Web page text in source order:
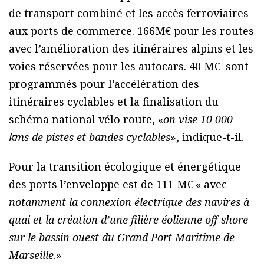
de transport combiné et les accès ferroviaires
aux ports de commerce. 166M€ pour les routes
avec l’amélioration des itinéraires alpins et les
voies réservées pour les autocars. 40 M€ sont
programmés pour l’accélération des
itinéraires cyclables et la finalisation du
schéma national vélo route, «on vise 10 000
kms de pistes et bandes cyclables», indique-t-il.
Pour la transition écologique et énergétique
des ports l’enveloppe est de 111 M€ « avec
notamment la connexion électrique des navires à
quai et la création d’une filière éolienne off-shore
sur le bassin ouest du Grand Port Maritime de
Marseille.»